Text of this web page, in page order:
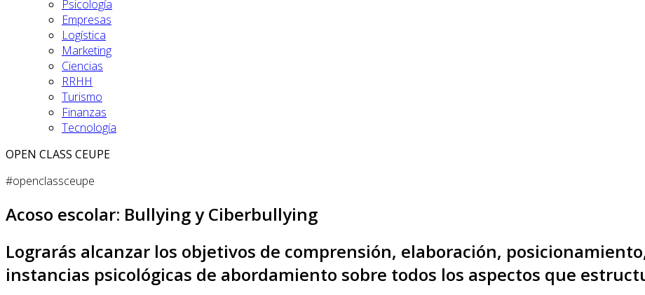
Psicología
Empresas
Logística
Marketing
Ciencias
RRHH
Turismo
Finanzas
Tecnología
OPEN CLASS CEUPE
#openclassceupe
Acoso escolar: Bullying y Ciberbullying
Lograrás alcanzar los objetivos de comprensión, elaboración,
instancias psicológicas de abordamiento sobre todos los aspectos que